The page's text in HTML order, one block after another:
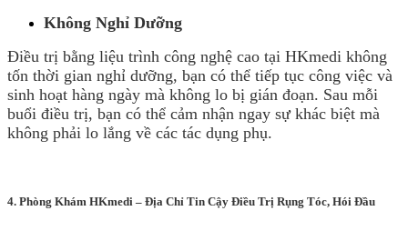
Không Nghỉ Dưỡng
Điều trị bằng liệu trình công nghệ cao tại HKmedi không
tốn thời gian nghỉ dưỡng, bạn có thể tiếp tục công việc và
sinh hoạt hàng ngày mà không lo bị gián đoạn. Sau mỗi
buổi điều trị, bạn có thể cảm nhận ngay sự khác biệt mà
không phải lo lắng về các tác dụng phụ.
4. Phòng Khám HKmedi – Địa Chỉ Tin Cậy Điều Trị Rụng Tóc, Hói Đầu